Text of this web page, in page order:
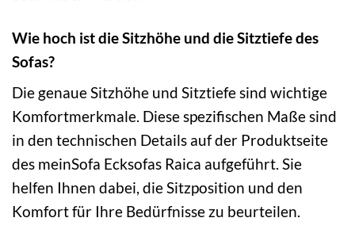
Wie hoch ist die Sitzhöhe und die Sitztiefe des
Sofas?
Die genaue Sitzhöhe und Sitztiefe sind wichtige
Komfortmerkmale. Diese spezifischen Maße sind
in den technischen Details auf der Produktseite
des meinSofa Ecksofas Raica aufgeführt. Sie
helfen Ihnen dabei, die Sitzposition und den
Komfort für Ihre Bedürfnisse zu beurteilen.